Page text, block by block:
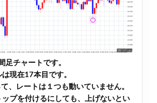
足チャートです。
現在17本目です。
、レートは１つも動いていません。
プを付けるにしても、上げないとい